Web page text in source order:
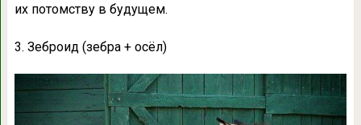
их потомству в будущем.
3. Зеброид (зебра + осёл)